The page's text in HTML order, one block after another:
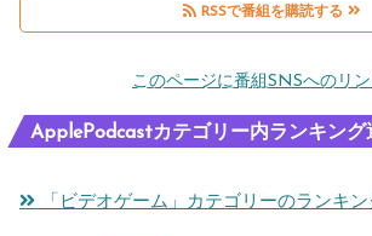
RSSで番組を購読する
このページに番組SNSへのリ
ApplePodcastカテゴリー内ランキング
「ビデオゲーム」カテゴリーのランキン